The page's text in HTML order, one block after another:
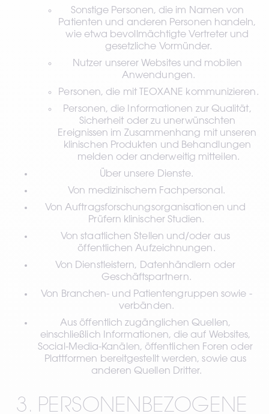
Sonstige Personen, die im Namen von
Patienten und anderen Personen handeln,
wie etwa bevollmächtigte Vertreter und
gesetzliche Vormünder.
Nutzer unserer Websites und mobilen
Anwendungen.
Personen, die mit TEOXANE kommunizieren.
Personen, die Informationen zur Qualität,
Sicherheit oder zu unerwünschten
Ereignissen im Zusammenhang mit unseren
klinischen Produkten und Behandlungen
melden oder anderweitig mitteilen.
Über unsere Dienste.
Von medizinischem Fachpersonal.
Von Auftragsforschungsorganisationen und
Prüfern klinischer Studien.
Von staatlichen Stellen und/oder aus
öffentlichen Aufzeichnungen.
Von Dienstleistern, Datenhändlern oder
Geschäftspartnern.
Von Branchen- und Patientengruppen sowie -
verbänden.
Aus öffentlich zugänglichen Quellen,
einschließlich Informationen, die auf Websites,
Social-Media-Kanälen, öffentlichen Foren oder
Plattformen bereitgestellt werden, sowie aus
anderen Quellen Dritter.
3. PERSONENBEZOGENE